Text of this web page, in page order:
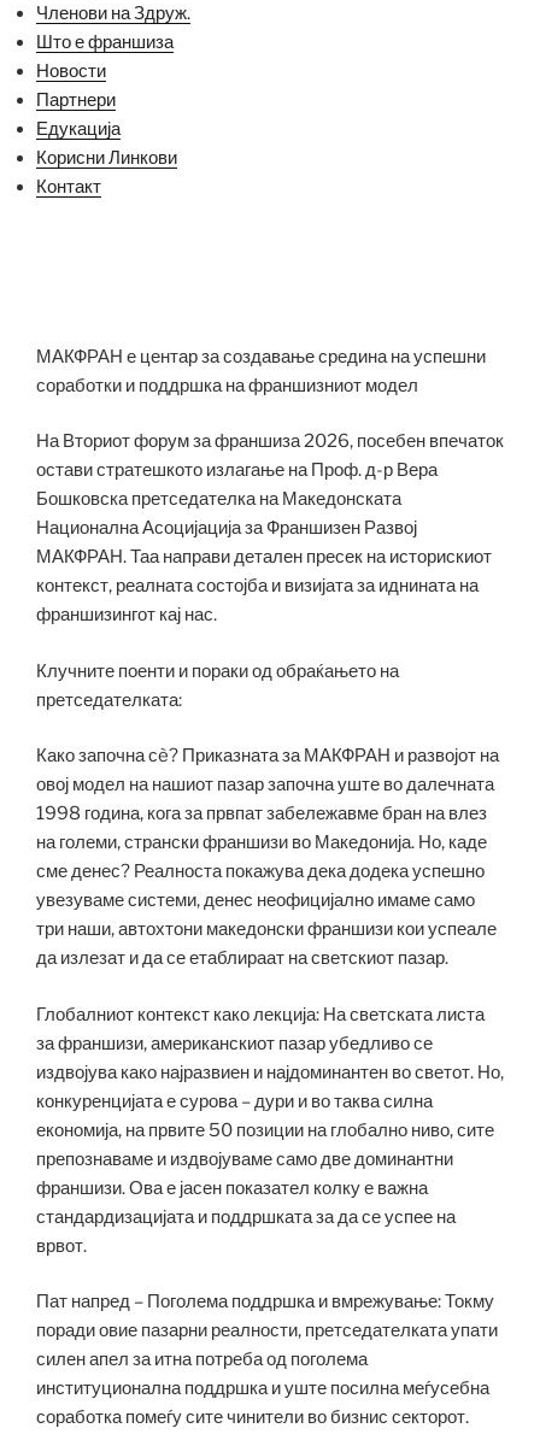
Членови на Здруж.
Што е франшиза
Новости
Партнери
Едукација
Корисни Линкови
Контакт
МАКФРАН е центар за создавање средина на успешни
соработки и поддршка на франшизниот модел
На Вториот форум за франшиза 2026, посебен впечаток
остави стратешкото излагање на Проф. д-р Вера
Бошковска претседателка на Македонската
Национална Асоцијација за Франшизен Развој
МАКФРАН. Таа направи детален пресек на историскиот
контекст, реалната состојба и визијата за иднината на
франшизингот кај нас.
Клучните поенти и пораки од обраќањето на
претседателката:
Како започна сè? Приказната за МАКФРАН и развојот на
овој модел на нашиот пазар започна уште во далечната
1998 година, кога за првпат забележавме бран на влез
на големи, странски франшизи во Македонија. Но, каде
сме денес? Реалноста покажува дека додека успешно
увезуваме системи, денес неофицијално имаме само
три наши, автохтони македонски франшизи кои успеале
да излезат и да се етаблираат на светскиот пазар.
Глобалниот контекст како лекција: На светската листа
за франшизи, американскиот пазар убедливо се
издвојува како најразвиен и најдоминантен во светот. Но,
конкуренцијата е сурова – дури и во таква силна
економија, на првите 50 позиции на глобално ниво, сите
препознаваме и издвојуваме само две доминантни
франшизи. Ова е јасен показател колку е важна
стандардизацијата и поддршката за да се успее на
врвот.
Пат напред – Поголема поддршка и вмрежување: Токму
поради овие пазарни реалности, претседателката упати
силен апел за итна потреба од поголема
институционална поддршка и уште посилна меѓусебна
соработка помеѓу сите чинители во бизнис секторот.